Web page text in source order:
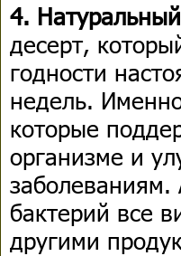
4.
десерт,
годности
недель.
которые
организме и
бактерий все
другими